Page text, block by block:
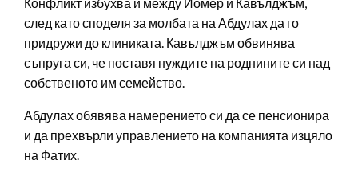
след като споделя за молбата на Абдулах да го
придружи до клиниката. Кавълджъм обвинява
съпруга си, че поставя нуждите на роднините си над
собственото им семейство.
Абдулах обявява намерението си да се пенсионира
и да прехвърли управлението на компанията изцяло
на Фатих.